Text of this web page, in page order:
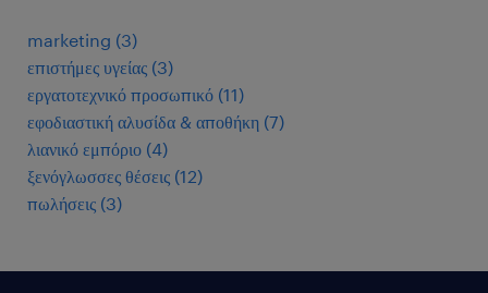
marketing (3)
επιστήμες υγείας (3)
εργατοτεχνικό προσωπικό (11)
εφοδιαστική αλυσίδα & αποθήκη (7)
λιανικό εμπόριο (4)
ξενόγλωσσες θέσεις (12)
πωλήσεις (3)